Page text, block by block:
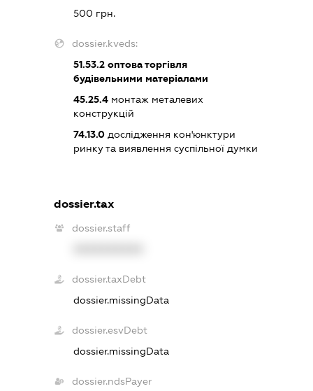
500 грн.
dossier.kveds:
51.53.2 оптова торгівля
будівельними матеріалами
45.25.4 монтаж металевих
конструкцій
74.13.0 дослідження кон'юнктури
ринку та виявлення суспільної думки
dossier.tax
dossier.staff
dossier.taxDebt
dossier.missingData
dossier.esvDebt
dossier.missingData
dossier.ndsPayer